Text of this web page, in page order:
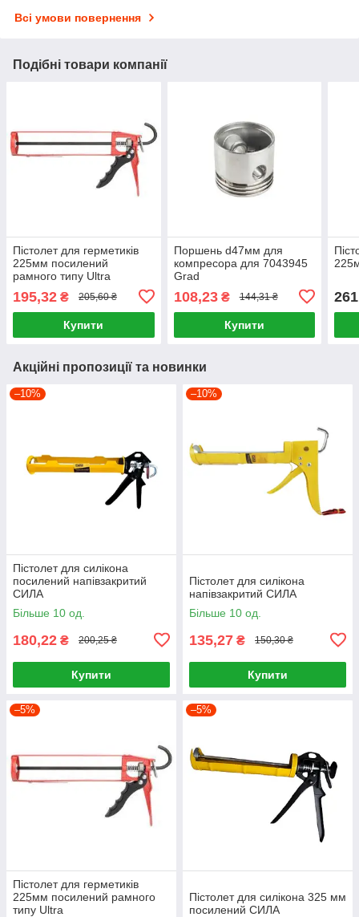
Всі умови повернення
Подібні товари компанії
Пістолет для герметиків
225мм посилений
рамного типу Ultra
195,32 ₴ 205,60 ₴
Купити
Поршень d47мм для
компресора для 7043945
Grad
108,23₴ 144,31 ₴
Купити
Акційні пропозиції та новинки
–10%
Пістолет для силікона
посилений напівзакритий
СИЛА
Більше 10 од.
180,22 ₴ 200,25 ₴
Купити
–10%
Пістолет для силікона
напівзакритий СИЛА
Більше 10 од.
135,27 ₴ 150,30 ₴
Купити
–5%
Пістолет для герметиків
225мм посилений рамного
типу Ultra
–5%
Пістолет для силікона 325 мм
посилений СИЛА